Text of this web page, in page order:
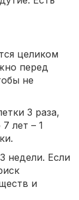
целиком
перед
не
3 раза,
лет – 1
недели. Если
и